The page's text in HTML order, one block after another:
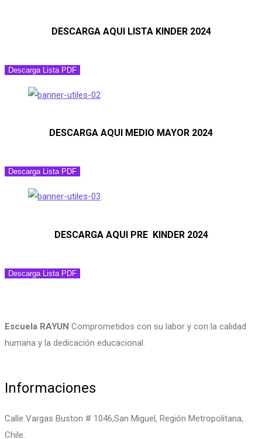
DESCARGA AQUI LISTA KINDER 2024
Descarga Lista PDF
DESCARGA AQUI MEDIO MAYOR 2024
Descarga Lista PDF
DESCARGA AQUI PRE KINDER 2024
Descarga Lista PDF
Escuela RAYUN Comprometidos con su labor y con la calidad
humana y la dedicación educacional.
Informaciones
Calle Vargas Buston # 1046,San Miguel, Región Metropolitana,
Chile.